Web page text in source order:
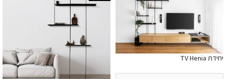
יחידת TV Henia